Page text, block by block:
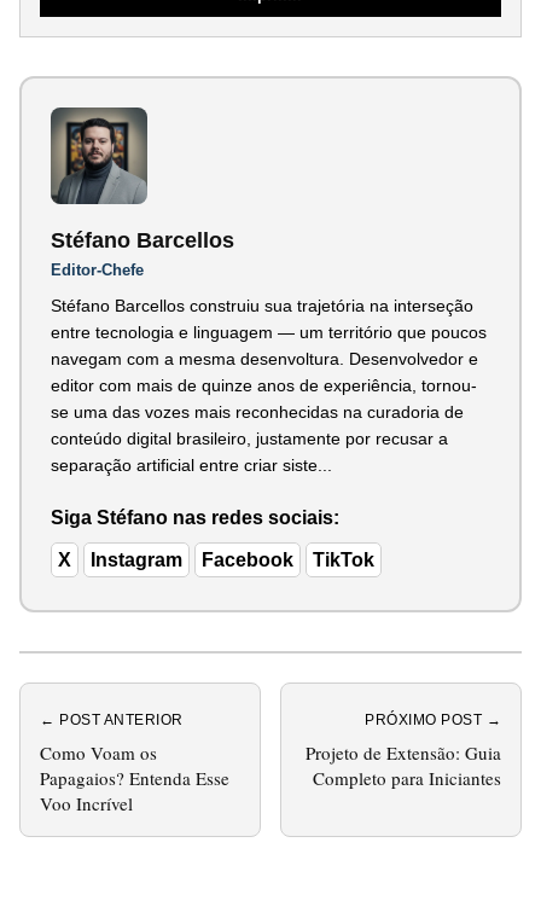
Stéfano Barcellos
Editor-Chefe
Stéfano Barcellos construiu sua trajetória na interseção
entre tecnologia e linguagem — um território que poucos
navegam com a mesma desenvoltura. Desenvolvedor e
editor com mais de quinze anos de experiência, tornou-
se uma das vozes mais reconhecidas na curadoria de
conteúdo digital brasileiro, justamente por recusar a
separação artificial entre criar siste...
Siga Stéfano nas redes sociais:
X Instagram Facebook TikTok
← POST ANTERIOR
Como Voam os
Papagaios? Entenda Esse
Voo Incrível
PRÓXIMO POST →
Projeto de Extensão: Guia
Completo para Iniciantes